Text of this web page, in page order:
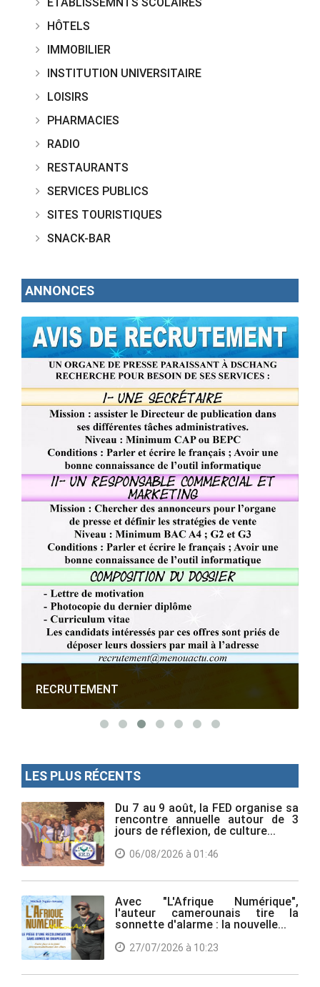
HÔTELS
IMMOBILIER
INSTITUTION UNIVERSITAIRE
LOISIRS
PHARMACIES
RADIO
RESTAURANTS
SERVICES PUBLICS
SITES TOURISTIQUES
SNACK-BAR
ANNONCES
RECRUTEMENT
LES PLUS RÉCENTS
Du 7 au 9 août, la FED organise sa
rencontre annuelle autour de 3
jours de réflexion, de culture...
06/08/2026 à 01:46
Avec "L'Afrique Numérique",
l'auteur camerounais tire la
sonnette d'alarme : la nouvelle...
27/07/2026 à 10:23